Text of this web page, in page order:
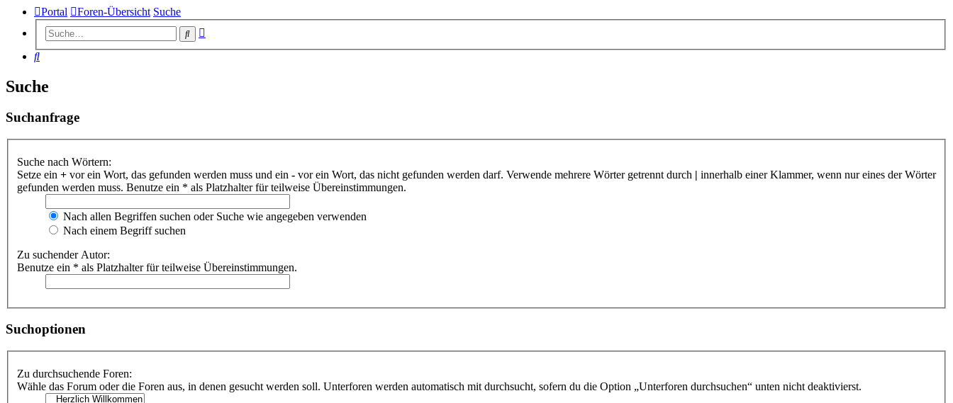
Portal Foren-Übersicht Suche
Suche
Suche
Suche
Suchanfrage
Suche nach Wörtern:
Setze ein + vor ein Wort, das gefunden werden muss und ein - vor ein Wort, das nicht gefunden werden darf. Verwende mehrere Wörter getrennt durch | innerhalb einer Klammer, wenn nur eines der Wörter
gefunden werden muss. Benutze ein * als Platzhalter für teilweise Übereinstimmungen.
Nach allen Begriffen suchen oder Suche wie angegeben verwenden
Nach einem Begriff suchen
Zu suchender Autor:
Benutze ein * als Platzhalter für teilweise Übereinstimmungen.
Suchoptionen
Zu durchsuchende Foren:
Wähle das Forum oder die Foren aus, in denen gesucht werden soll. Unterforen werden automatisch mit durchsucht, sofern du die Option „Unterforen durchsuchen“ unten nicht deaktivierst.